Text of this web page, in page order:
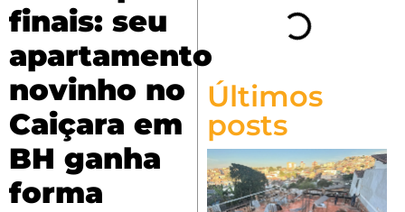
finais: seu
apartamento
novinho no
Caiçara em
BH ganha
forma
Últimos
posts